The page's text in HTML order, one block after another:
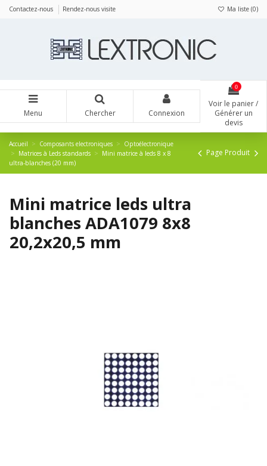
Contactez-nous Rendez-nous visite Ma liste (0)
Menu Chercher Connexion
0
Voir le panier /
Générer un
devis
Accueil Composants electroniques
Optoélectronique
Matrices à Leds standards
Mini matrice à leds 8 x 8
ultra-blanches (20 mm)
Page Produit
Mini matrice leds ultra
blanches ADA1079 8x8
20,2x20,5 mm
Panneau de gestion des cookies